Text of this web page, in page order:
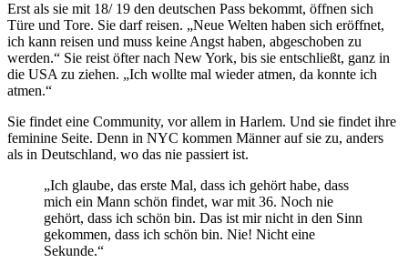
Erst als sie mit 18/ 19 den deutschen Pass bekommt, öffnen sich
Türe und Tore. Sie darf reisen. „Neue Welten haben sich eröffnet,
ich kann reisen und muss keine Angst haben, abgeschoben zu
werden.“ Sie reist öfter nach New York, bis sie entschließt, ganz in
die USA zu ziehen. „Ich wollte mal wieder atmen, da konnte ich
atmen.“
Sie findet eine Community, vor allem in Harlem. Und sie findet ihre
feminine Seite. Denn in NYC kommen Männer auf sie zu, anders
als in Deutschland, wo das nie passiert ist.
„Ich glaube, das erste Mal, dass ich gehört habe, dass
mich ein Mann schön findet, war mit 36. Noch nie
gehört, dass ich schön bin. Das ist mir nicht in den Sinn
gekommen, dass ich schön bin. Nie! Nicht eine
Sekunde.“